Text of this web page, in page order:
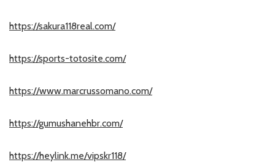
https://sakura118real.com/
https://sports-totosite.com/
https://www.marcrussomano.com/
https://gumushanehbr.com/
https://heylink.me/vipskr118/